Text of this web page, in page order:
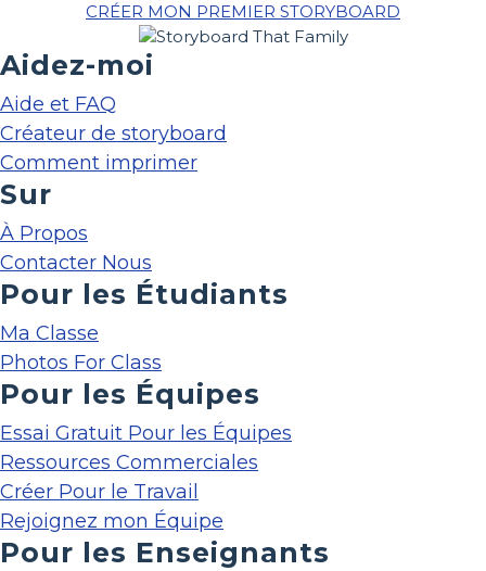
CRÉER MON PREMIER STORYBOARD
Aidez-moi
Aide et FAQ
Créateur de storyboard
Comment imprimer
Sur
À Propos
Contacter Nous
Pour les Étudiants
Ma Classe
Photos For Class
Pour les Équipes
Essai Gratuit Pour les Équipes
Ressources Commerciales
Créer Pour le Travail
Rejoignez mon Équipe
Pour les Enseignants